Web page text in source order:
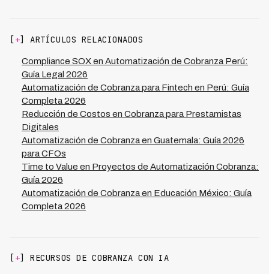
significativa: resolución del 94% en primera llamada
versus 30-40% con predictiva, y reducción del 70% en
restricciones horarias automáticas, límites de
frecuencia de contacto, prohibición de lenguaje
almacenamiento seguro de todas las interacciones,
cifrado end-to-end de datos personales, y gestión de
consentimientos según Ley 29733. El sistema no puede
violar estas reglas porque están programadas en su
núcleo, eliminando riesgo de incumplimiento humano
accidental.
[ +] ARTÍCULOS RELACIONADOS
Compliance SOX en Automatización de Cobranza Perú:
Guía Legal 2026
Automatización de Cobranza para Fintech en Perú: Guía
Completa 2026
Reducción de Costos en Cobranza para Prestamistas
Digitales
Automatización de Cobranza en Guatemala: Guía 2026
para CFOs
Time to Value en Proyectos de Automatización Cobranza:
Guía 2026
Automatización de Cobranza en Educación México: Guía
Completa 2026
[ +] RECURSOS DE COBRANZA CON IA